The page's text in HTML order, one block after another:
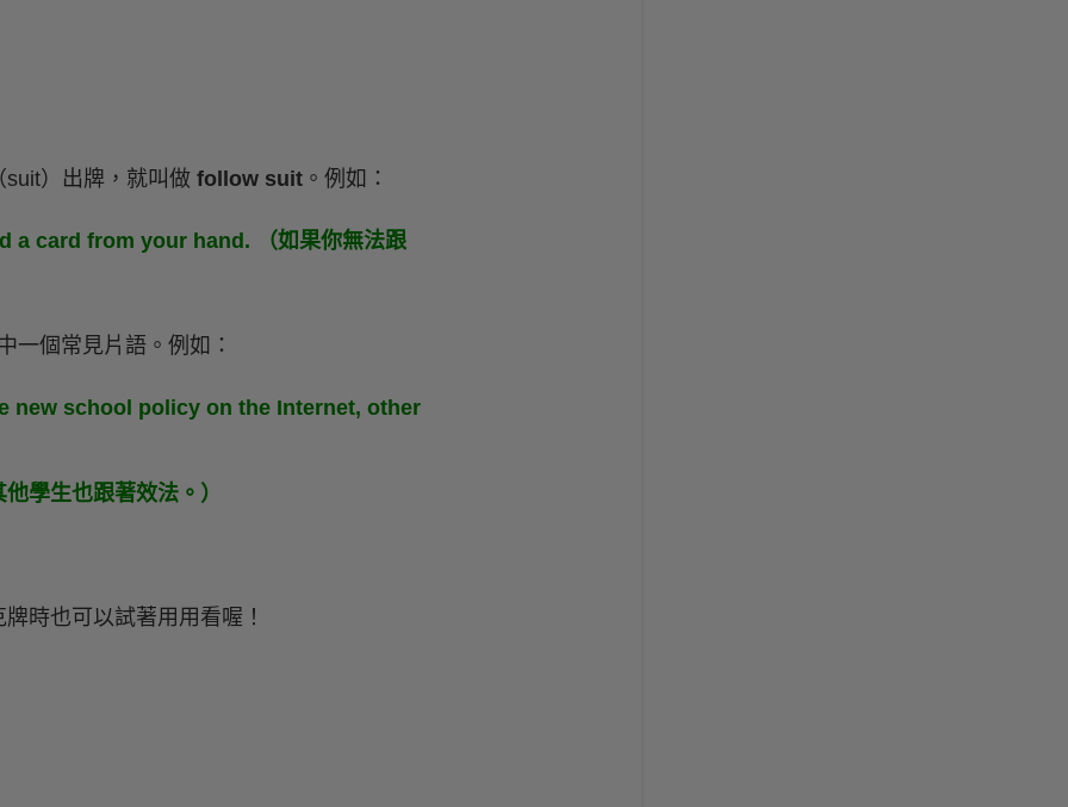
）出牌，就叫做 follow suit 。例如：
card from your hand. （如果你無法跟
一個常見片語。例如：
new school policy on the Internet, other
學生也跟著效法。）
時也可以試著用用看喔！